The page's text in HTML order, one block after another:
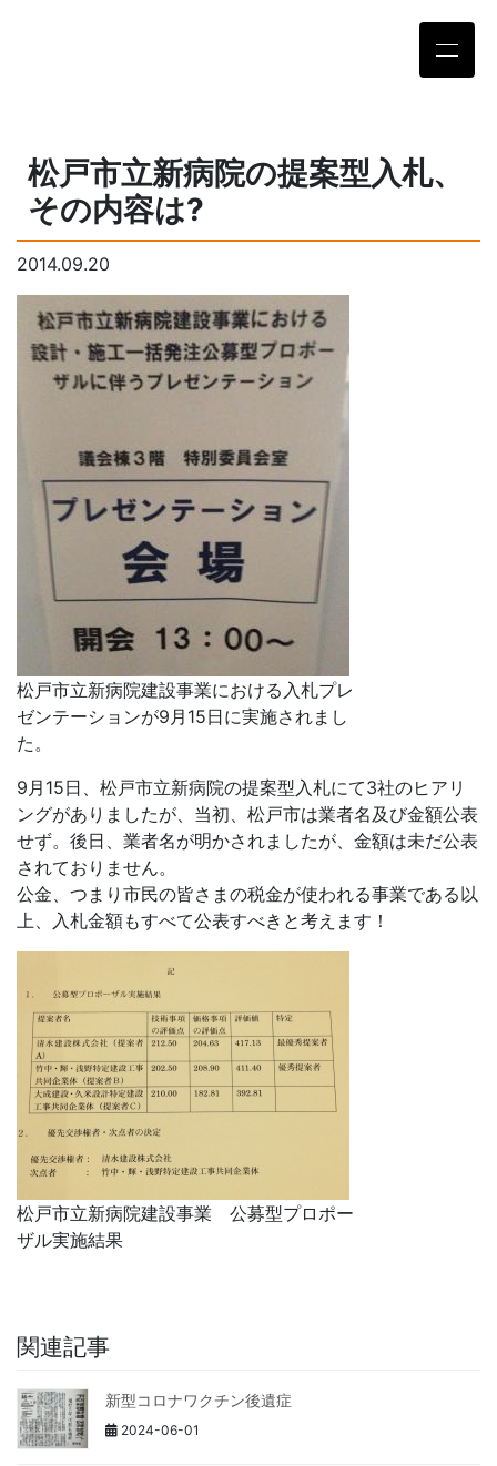
松戸市立新病院の提案型入札、
その内容は?
2014.09.20
松戸市立新病院建設事業における入札プレ
ゼンテーションが9月15日に実施されまし
た。
9月15日、松戸市立新病院の提案型入札にて3社のヒアリ
ングがありましたが、当初、松戸市は業者名及び金額公表
せず。後日、業者名が明かされましたが、金額は未だ公表
されておりません。
公金、つまり市民の皆さまの税金が使われる事業である以
上、入札金額もすべて公表すべきと考えます！
松戸市立新病院建設事業 公募型プロポー
ザル実施結果
関連記事
新型コロナワクチン後遺症
2024-06-01